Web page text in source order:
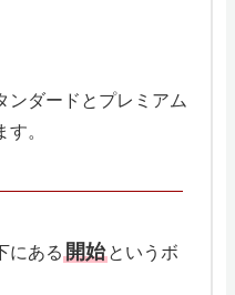
ンダードとプレミアム
。
にある 開始 というボ